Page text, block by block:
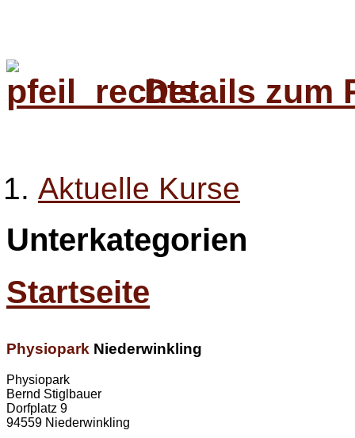
Details zum
Aktuelle Kurse
Unterkategorien
Startseite
Physiopark Niederwinkling
Physiopark
Bernd Stiglbauer
Dorfplatz 9
94559 Niederwinkling